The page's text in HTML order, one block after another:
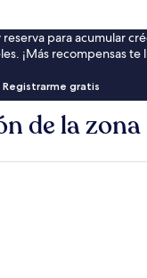
reserva para acumular
¡Más recompensas te
Registrarme gratis
de la zona